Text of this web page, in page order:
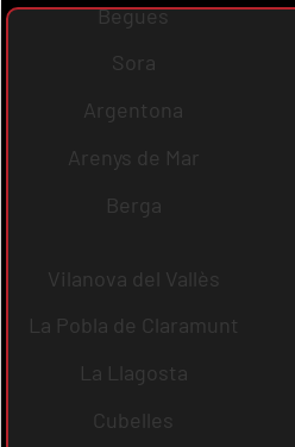
Begues
Sora
Argentona
Arenys de Mar
Berga
Vilanova del Vallès
La Pobla de Claramunt
La Llagosta
Cubelles